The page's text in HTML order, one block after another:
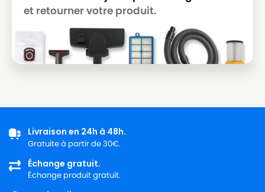
et retourner votre produit.
Livraison en 24h à 48h.
Gratuite à partir de 30€.
Échange gratuit.
Échange produit gratuit.